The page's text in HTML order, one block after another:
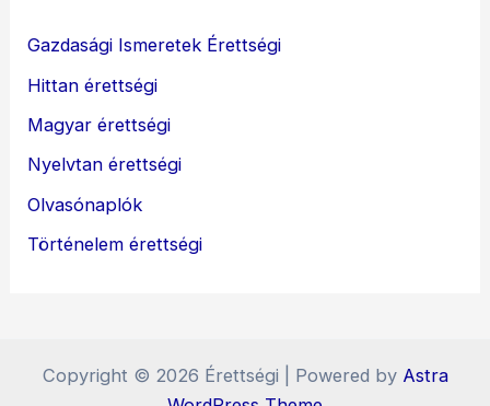
Gazdasági Ismeretek Érettségi
Hittan érettségi
Magyar érettségi
Nyelvtan érettségi
Olvasónaplók
Történelem érettségi
Copyright © 2026 Érettségi | Powered by Astra